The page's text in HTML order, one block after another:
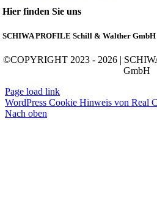
Hier finden Sie uns
SCHIWA PROFILE Schill & Walther
©COPYRIGHT 2023 - 2026 |
GmbH
Page load link
WordPress Cookie Hinweis von Real
Nach oben